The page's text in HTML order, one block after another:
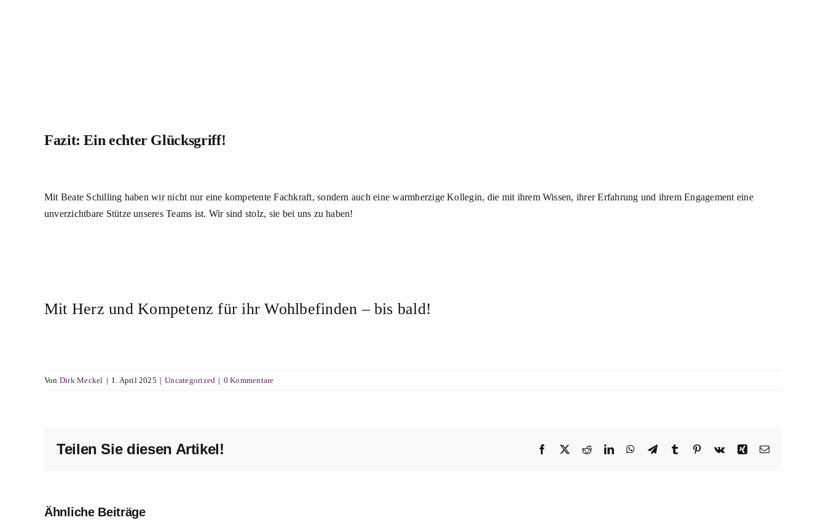
Fazit: Ein echter Glücksgriff!
Mit Beate Schilling haben wir nicht nur eine kompetente Fachkraft, sondern auch eine warmherzige Kollegin, die mit ihrem Wissen, ihrer Erfahrung und ihrem Engagement eine
unverzichtbare Stütze unseres Teams ist. Wir sind stolz, sie bei uns zu haben!
Mit Herz und Kompetenz für ihr Wohlbefinden – bis bald!
Von Dirk Meckel | 1. April 2025 | Uncategorized | 0 Kommentare
Teilen Sie diesen Artikel! Facebook
X RedditLinkedInWhatsApp
TelegramTumblr Pinterest
Vk Xing E-
Ähnliche Beiträge